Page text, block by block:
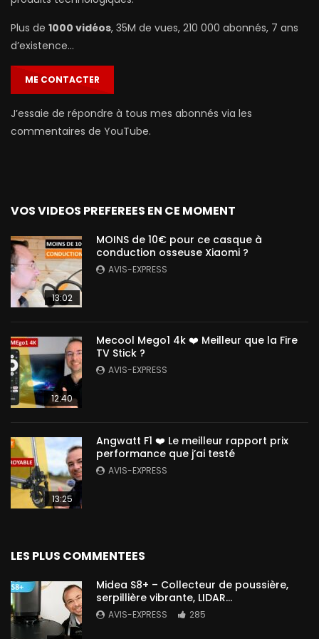
Plus de 1000 vidéos, 35M de vues, 210 000 abonnés, 7 ans
d’existence…
ME CONTACTER
J’essaie de répondre à tous mes abonnés via les
commentaires de YouTube.
VOS VIDEOS PREFEREES EN CE MOMENT
13:02
MOINS de 10€ pour ce casque à
conduction osseuse Xiaomi ?
AVIS-EXPRESS
12:40
Mecool Mego1 4k ❤️ Meilleur que la Fire
TV Stick ?
AVIS-EXPRESS
13:25
Angwatt F1 ❤️ Le meilleur rapport prix
performance que j’ai testé
AVIS-EXPRESS
LES PLUS COMMENTEES
Midea S8+ – Collecteur de poussière,
serpillière vibrante, LIDAR…
AVIS-EXPRESS 285